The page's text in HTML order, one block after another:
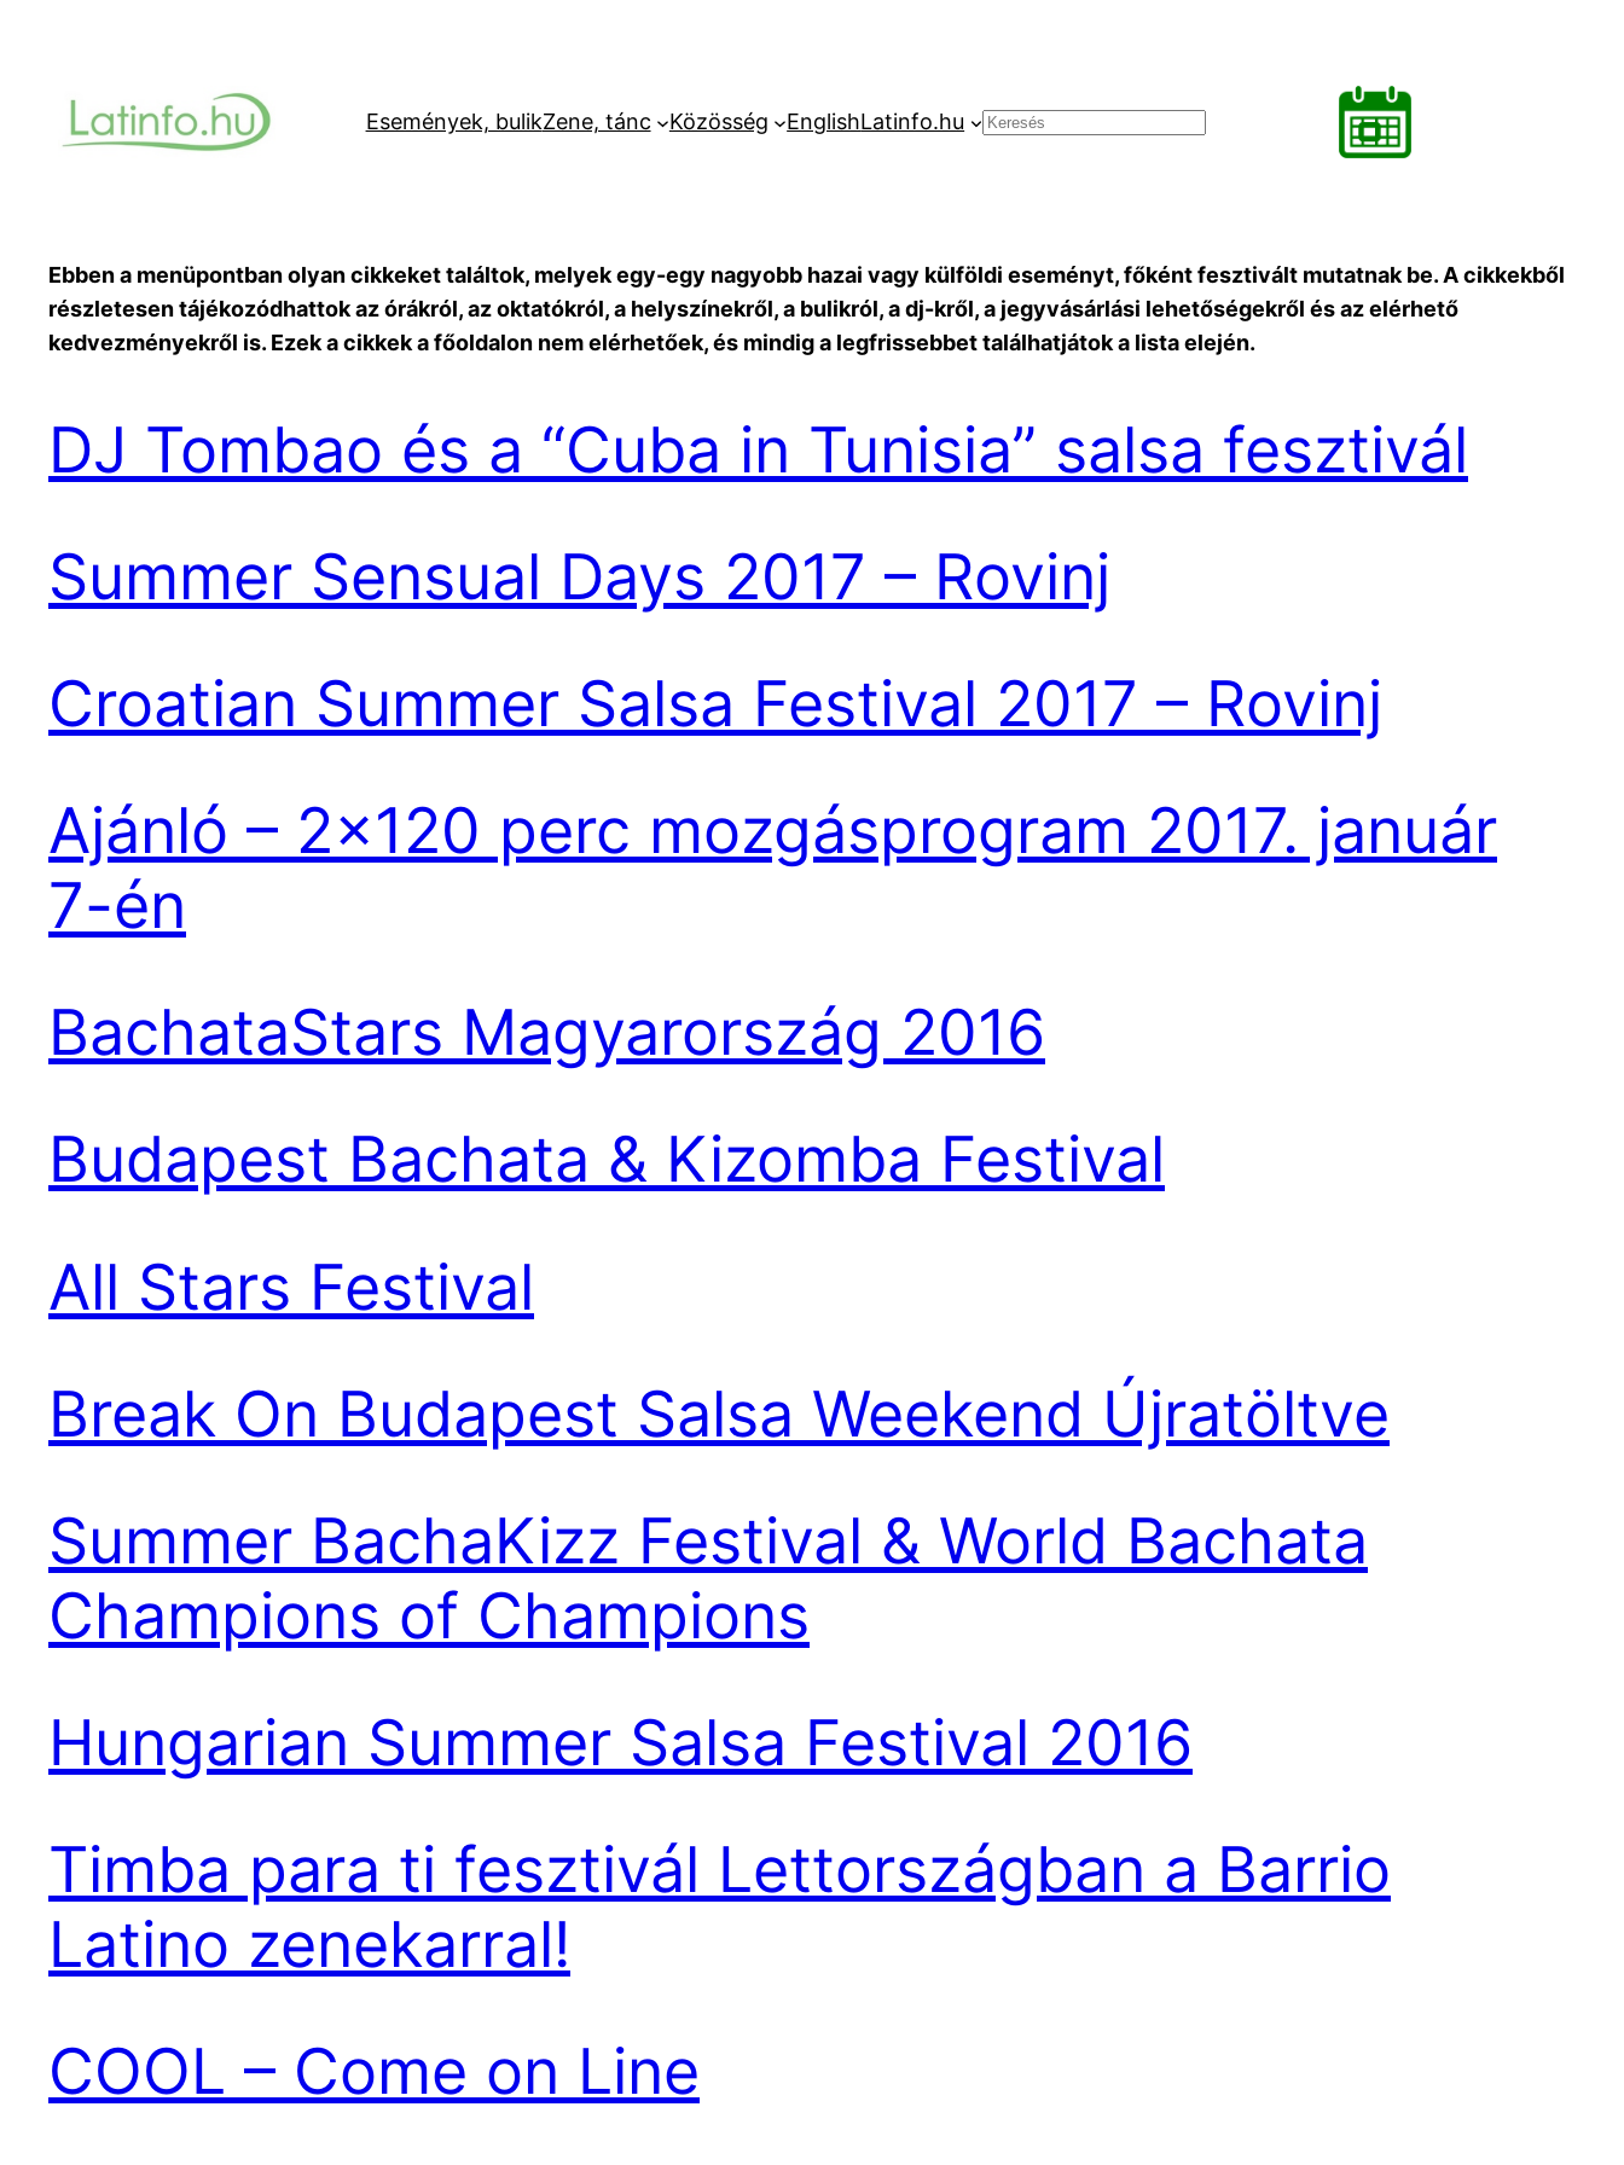
Események, bulikZene, tánc Közösség EnglishLatinfo.hu Keresés
Ebben a menüpontban olyan cikkeket találtok, melyek egy-egy nagyobb hazai vagy külföldi eseményt, főként fesztivált mutatnak be. A cikkekből
részletesen tájékozódhattok az órákról, az oktatókról, a helyszínekről, a bulikról, a dj-kről, a jegyvásárlási lehetőségekről és az elérhető
kedvezményekről is. Ezek a cikkek a főoldalon nem elérhetőek, és mindig a legfrissebbet találhatjátok a lista elején.
DJ Tombao és a “Cuba in Tunisia” salsa fesztivál
Summer Sensual Days 2017 – Rovinj
Croatian Summer Salsa Festival 2017 – Rovinj
Ajánló – 2×120 perc mozgásprogram 2017. január
7-én
BachataStars Magyarország 2016
Budapest Bachata & Kizomba Festival
All Stars Festival
Break On Budapest Salsa Weekend Újratöltve
Summer BachaKizz Festival & World Bachata
Champions of Champions
Hungarian Summer Salsa Festival 2016
Timba para ti fesztivál Lettországban a Barrio
Latino zenekarral!
COOL – Come on Line